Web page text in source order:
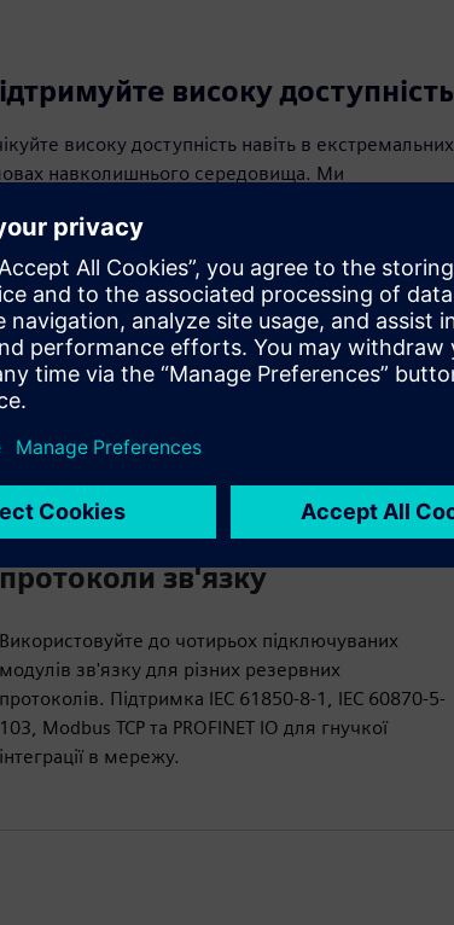
високу доступність
високу доступність навіть в екстремальних
навколишнього середовища. Ми
щоб захистити їх від суворих умов, щоб
роботу вашої критичної
протоколи зв'язку
Використовуйте до чотирьох підключуваних
модулів зв'язку для різних резервних
протоколів. Підтримка IEC 61850-8-1, IEC 60870-5-
103, Modbus TCP та PROFINET IO для гнучкої
інтеграції в мережу.